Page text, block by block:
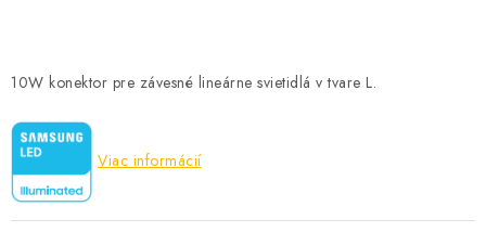
O NÁS - MEGALED & JANTON ZÁKAMENNÉ
Reklamácie a formulár na odstúpenie od zmluvy
Obchodné podmienky
Podmienky ochrany osobných údajov
10W konektor pre závesné lineárne svietidlá v tvare L.
Viac informácií